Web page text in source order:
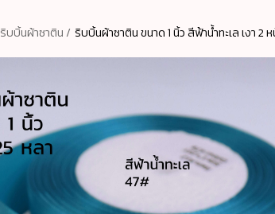
ริบบิ้นผ้าซาติน / ริบบิ้นผ้าซาติน ขนาด 1 นิ้ว สีฟ้าน้ำทะเล เงา 2